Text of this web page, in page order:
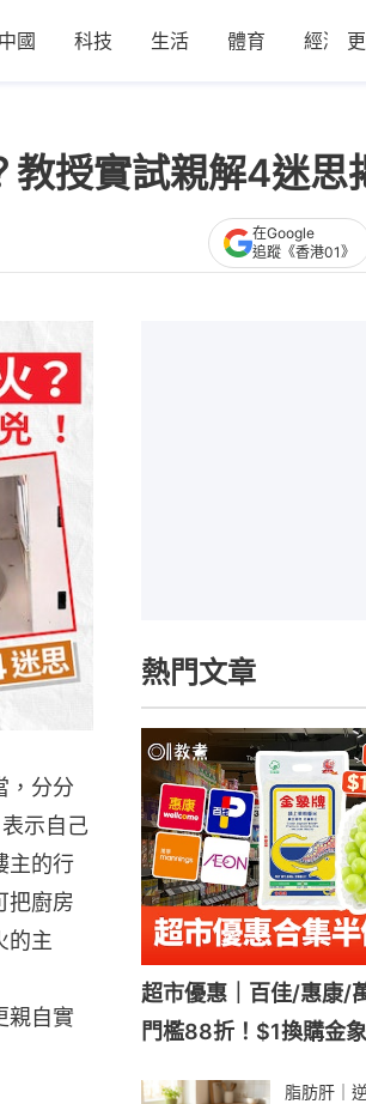
中國 科技 生活 體育 經濟
授實試親解4迷思
在Google
追蹤《香港01》
，分分
示自己
主的行
把廚房
的主
親自實
熱門文章
超市優惠｜百佳/惠康/
門檻88折！$1換購金
脂肪肝｜